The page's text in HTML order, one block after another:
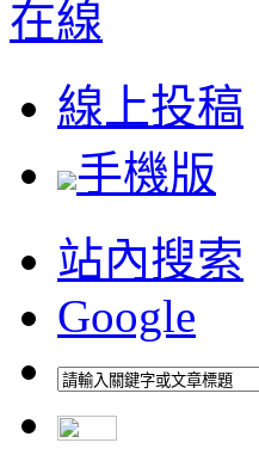
線上投稿
手機版
站內搜索
Google